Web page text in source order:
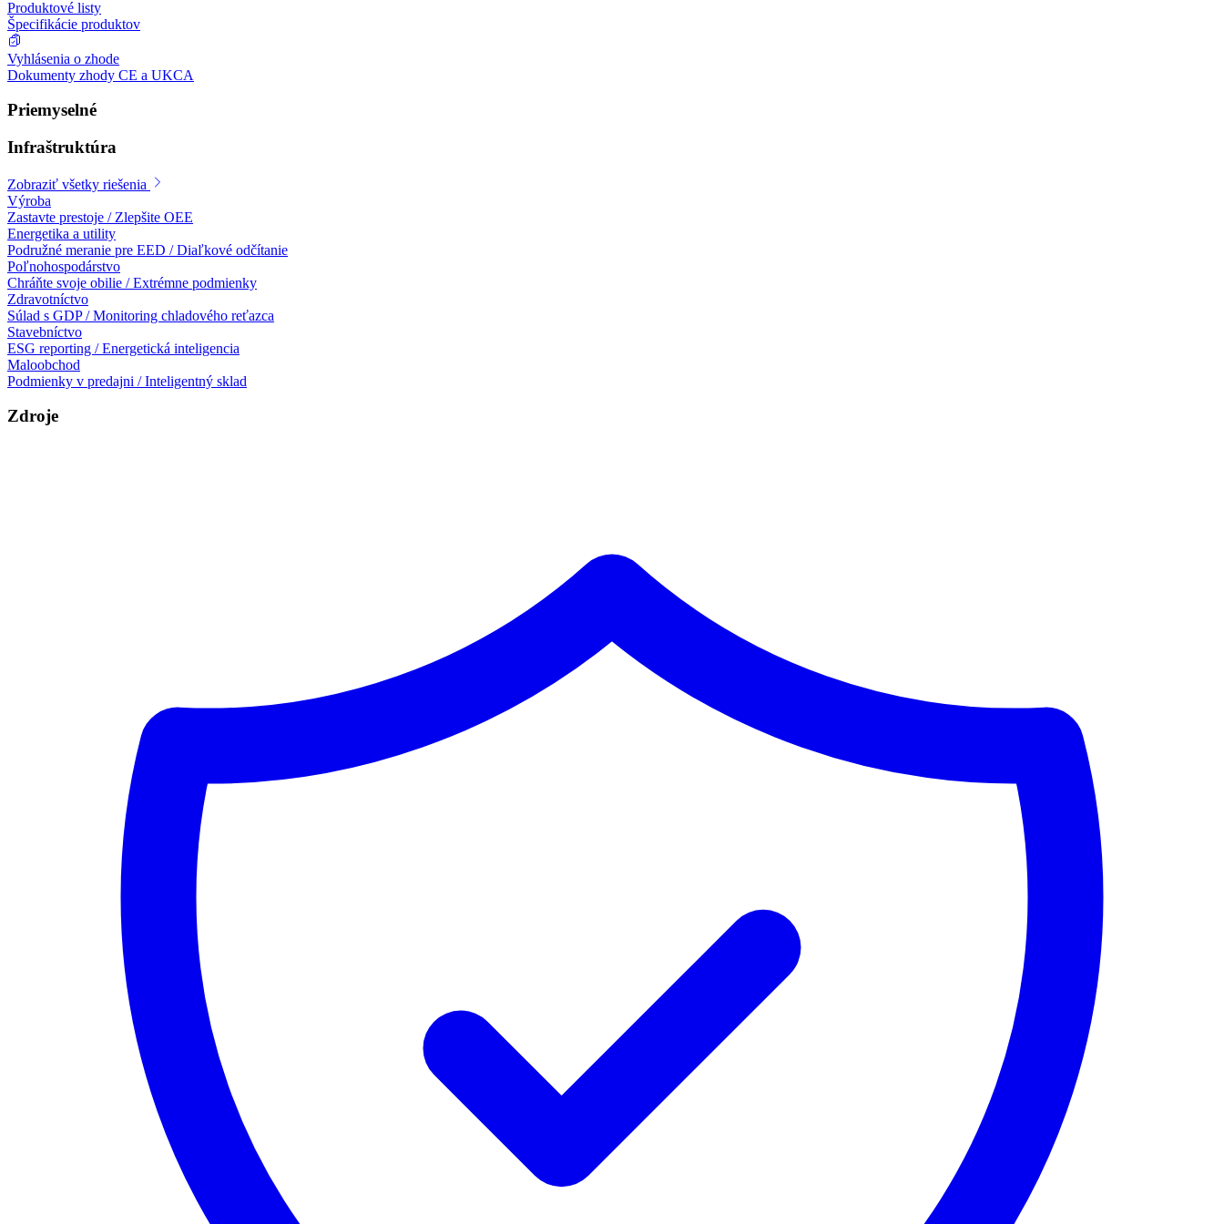
Produktové listy
Špecifikácie produktov
Vyhlásenia o zhode
Dokumenty zhody CE a UKCA
Priemyselné
Infraštruktúra
Zobraziť všetky riešenia
Výroba
Zastavte prestoje / Zlepšite OEE
Energetika a utility
Podružné meranie pre EED / Diaľkové odčítanie
Poľnohospodárstvo
Chráňte svoje obilie / Extrémne podmienky
Zdravotníctvo
Súlad s GDP / Monitoring chladového reťazca
Stavebníctvo
ESG reporting / Energetická inteligencia
Maloobchod
Podmienky v predajni / Inteligentný sklad
Zdroje